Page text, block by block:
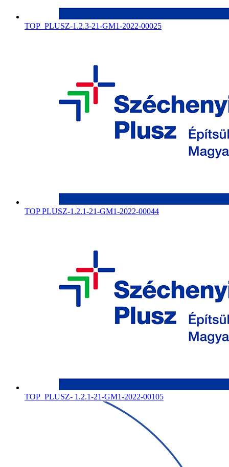
TOP_PLUSZ-1.2.3-21-GM1-2022-00025
TOP PLUSZ-1.2.1-21-GM1-2022-00044
TOP_PLUSZ- 1.2.1-21-GM1-2022-00105